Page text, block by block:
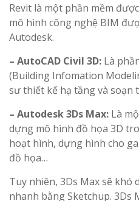
Revit là một phần mềm
mô hình công nghệ BIM
Autodesk.
– AutoCAD Civil 3D: Là
(Building Infomation
sư thiết kế hạ tầng và soạn
– Autodesk 3Ds Max: Là
dựng mô hình đồ họa 3D
hoạt hình, dựng hình cho
đồ họa…
Tuy nhiên, 3Ds Max sẽ
nhanh bằng Sketchup. 3Ds